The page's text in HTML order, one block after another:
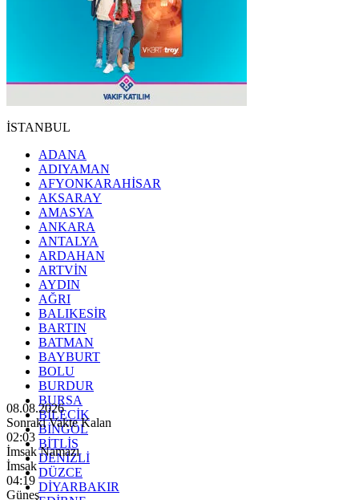
İSTANBUL
ADANA
ADIYAMAN
AFYONKARAHİSAR
AKSARAY
AMASYA
ANKARA
ANTALYA
ARDAHAN
ARTVİN
AYDIN
AĞRI
BALIKESİR
BARTIN
BATMAN
BAYBURT
BOLU
BURDUR
BURSA
BİLECİK
BİNGÖL
BİTLİS
DENİZLİ
DÜZCE
DİYARBAKIR
08.08.2026
Sonraki Vakte Kalan
02:01
İmsak Namazı
İmsak
04:19
Güneş